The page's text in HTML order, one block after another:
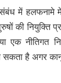
संबंध में हलफनामे
की नियुक्ति
एक नीतिगत
सकता है अगर